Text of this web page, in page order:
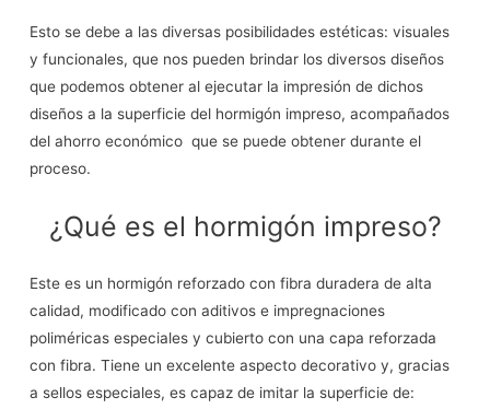
Esto se debe a las diversas posibilidades estéticas: visuales
y funcionales, que nos pueden brindar los diversos diseños
que podemos obtener al ejecutar la impresión de dichos
diseños a la superficie del hormigón impreso, acompañados
del ahorro económico que se puede obtener durante el
proceso.
¿Qué es el hormigón impreso?
Este es un hormigón reforzado con fibra duradera de alta
calidad, modificado con aditivos e impregnaciones
poliméricas especiales y cubierto con una capa reforzada
con fibra. Tiene un excelente aspecto decorativo y, gracias
a sellos especiales, es capaz de imitar la superficie de: